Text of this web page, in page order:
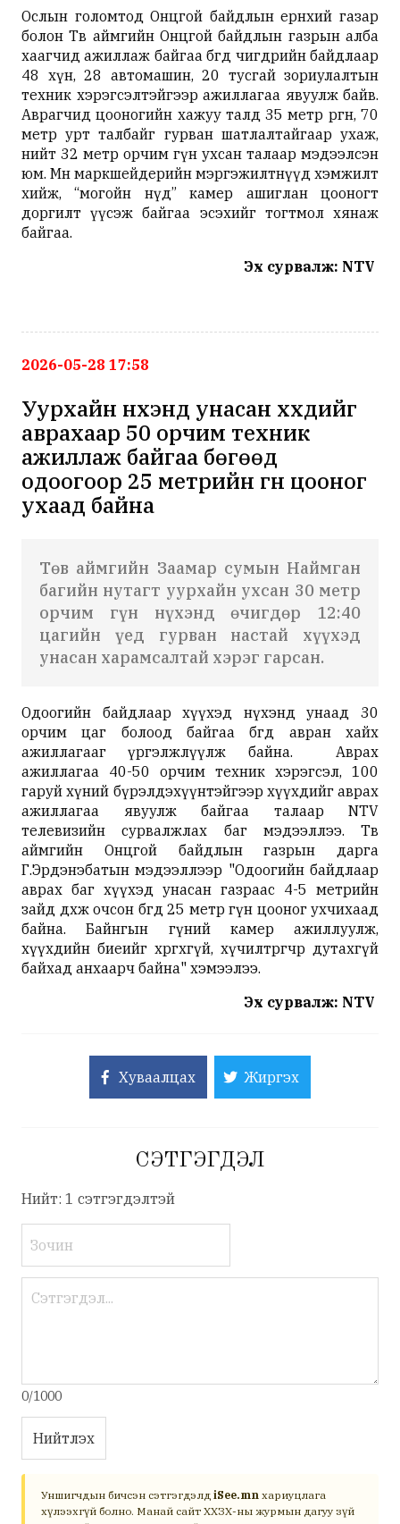
Ослын голомтод Онцгой байдлын ерөнхий газар
болон Төв аймгийн Онцгой байдлын газрын алба
хаагчид ажиллаж байгаа бөгөөд өчигдрийн байдлаар
48 хүн, 28 автомашин, 20 тусгай зориулалтын
техник хэрэгсэлтэйгээр ажиллагаа явуулж байв.
Аврагчид цооногийн хажуу талд 35 метр өргөн, 70
метр урт талбайг гурван шатлалтайгаар ухаж,
нийт 32 метр орчим гүн ухсан талаар мэдээлсэн
юм. Мөн маркшейдерийн мэргэжилтнүүд хэмжилт
хийж, “могойн нүд” камер ашиглан цооногт
доргилт үүсэж байгаа эсэхийг тогтмол хянаж
байгаа.
Эх сурвалж: NTV
2026-05-28 17:58
Уурхайн нүхэнд унасан хүүхдийг
аврахаар 50 орчим техник
ажиллаж байгаа бөгөөд
одоогоор 25 метрийн гүн цооног
ухаад байна
Төв аймгийн Заамар сумын Наймган
багийн нутагт уурхайн ухсан 30 метр
орчим гүн нүхэнд өчигдөр 12:40
цагийн үед гурван настай хүүхэд
унасан харамсалтай хэрэг гарсан.
Одоогийн байдлаар хүүхэд нүхэнд унаад 30
орчим цаг болоод байгаа бөгөөд авран хайх
ажиллагааг үргэлжлүүлж байна. Аврах
ажиллагаа 40-50 орчим техник хэрэгсэл, 100
гаруй хүний бүрэлдэхүүнтэйгээр хүүхдийг аврах
ажиллагаа явуулж байгаа талаар NTV
телевизийн сурвалжлах баг мэдээллээ. Төв
аймгийн Онцгой байдлын газрын дарга
Г.Эрдэнэбатын мэдээллээр "Одоогийн байдлаар
аврах баг хүүхэд унасан газраас 4-5 метрийн
зайд дөхөж очсон бөгөөд 25 метр гүн цооног ухчихаад
байна. Байнгын гүний камер ажиллуулж,
хүүхдийн биеийг хөргөхгүй, хүчилтөрөгчөөр дутахгүй
байхад анхаарч байна" хэмээлээ.
Эх сурвалж: NTV
Хуваалцах Жиргэх
СЭТГЭГДЭЛ
Нийт: 1 сэтгэгдэлтэй
0/1000
Нийтлэх
Уншигчдын бичсэн сэтгэгдэлд iSee.mn хариуцлага
хүлээхгүй болно. Манай сайт ХХЗХ-ны журмын дагуу зүй